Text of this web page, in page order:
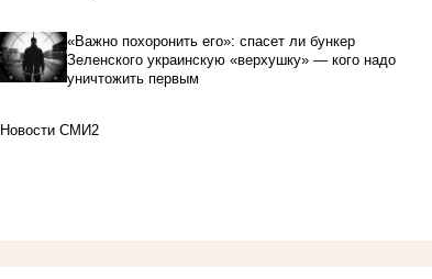
«Важно похоронить его»: спасет ли бункер
Зеленского украинскую «верхушку» — кого надо
уничтожить первым
Новости СМИ2